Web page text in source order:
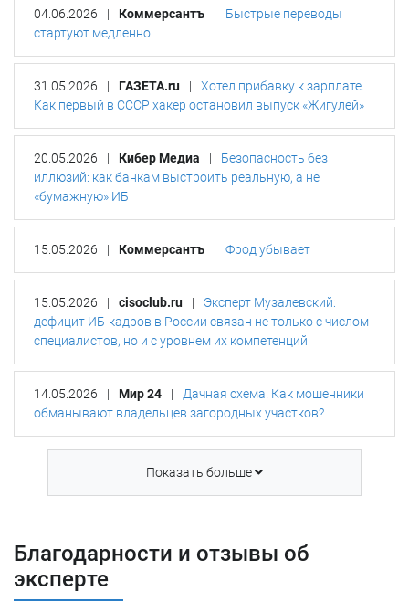
04.06.2026 | Коммерсантъ |
Быстрые переводы
стартуют медленно
31.05.2026 | ГАЗЕТА.ru |
Хотел прибавку к зарплате.
Как первый в СССР хакер остановил выпуск «Жигулей»
20.05.2026 | Кибер Медиа |
Безопасность без
иллюзий: как банкам выстроить реальную, а не
«бумажную» ИБ
15.05.2026 | Коммерсантъ | Фрод убывает
15.05.2026 | cisoclub.ru |
Эксперт Музалевский:
дефицит ИБ-кадров в России связан не только с числом
специалистов, но и с уровнем их компетенций
14.05.2026 | Мир 24 |
Дачная схема. Как мошенники
обманывают владельцев загородных участков?
Показать больше
Благодарности и отзывы об
эксперте